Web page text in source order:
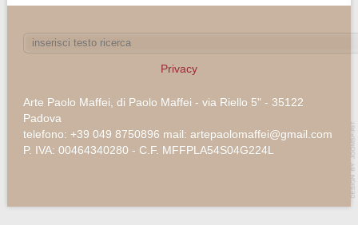
Privacy
Arte Paolo Maffei, di Paolo Maffei - via Riello 5" - 35122
Padova
telefono: +39 049 8750896 mail: artepaolomaffei@gmail.com
P. IVA: 00464340280 - C.F. MFFPLA54S04G224L